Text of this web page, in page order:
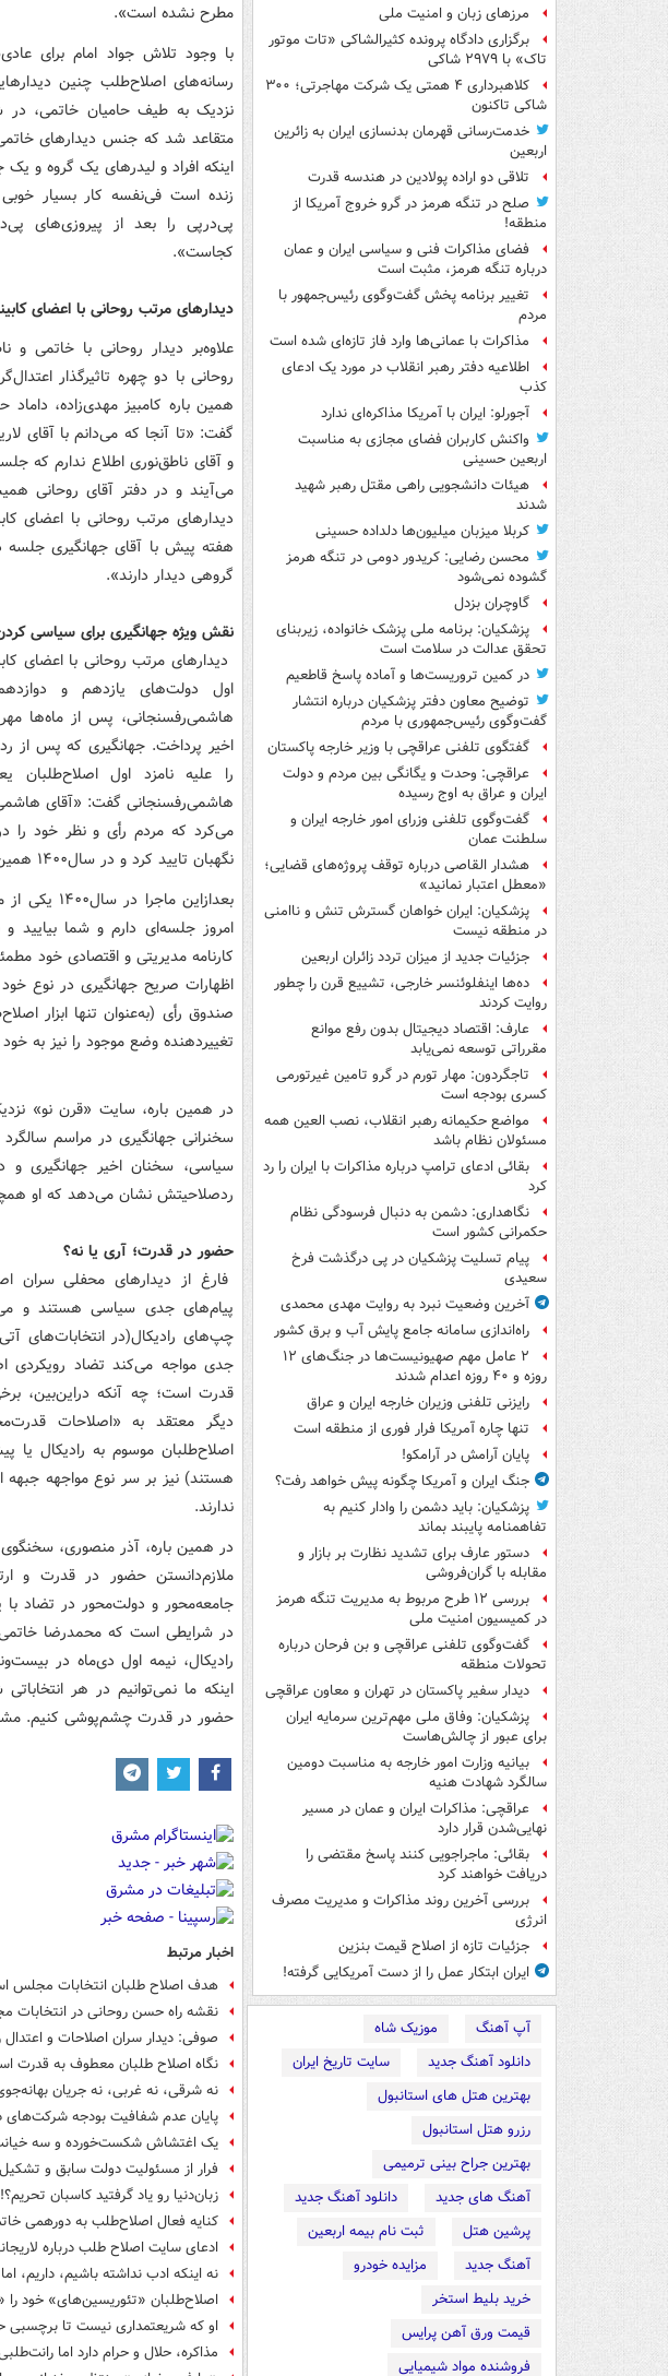
مرزهای زبان و امنیت ملی
برگزاری دادگاه پرونده کثیرالشاکی «تات موتور
تاک» با ۲۹۷۹ شاکی
کلاهبرداری ۴ همتی یک شرکت مهاجرتی؛ ۳۰۰
شاکی تاکنون
خدمت‌رسانی قهرمان بدنسازی ایران به زائرین
اربعین
تلاقی دو اراده پولادین در هندسه قدرت
صلح در تنگه هرمز در گرو خروج آمریکا از
منطقه!
فضای مذاکرات فنی و سیاسی ایران و عمان
درباره تنگه هرمز، مثبت است
تغییر برنامه پخش گفت‌وگوی رئیس‌جمهور با
مردم
مذاکرات با عمانی‌ها وارد فاز تازه‌ای شده است
اطلاعیه دفتر رهبر انقلاب در مورد یک ادعای
کذب
آجورلو: ایران با آمریکا مذاکره‌ای ندارد
واکنش کاربران فضای مجازی به مناسبت
اربعین حسینی
هیئات دانشجویی راهی مقتل رهبر شهید
شدند
کربلا میزبان میلیون‌ها دلداده حسینی
محسن رضایی: کریدور دومی در تنگه هرمز
گشوده نمی‌شود
گاوچران بزدل
پزشکیان: برنامه ملی پزشک خانواده، زیربنای
تحقق عدالت در سلامت است
در کمین تروریست‌ها و آماده پاسخ قاطعیم
توضیح معاون دفتر پزشکیان درباره انتشار
گفت‌وگوی رئیس‌جمهوری با مردم
گفتگوی تلفنی عراقچی با وزیر خارجه پاکستان
عراقچی: وحدت و یگانگی بین مردم و دولت
ایران و عراق به اوج رسیده
گفت‌وگوی تلفنی وزرای امور خارجه ایران و
سلطنت عمان
هشدار القاصی درباره توقف پروژه‌های قضایی؛
«معطل اعتبار نمانید»
پزشکیان: ایران خواهان گسترش تنش و ناامنی
در منطقه نیست
جزئیات جدید از میزان تردد زائران اربعین
ده‌ها اینفلوئنسر خارجی، تشییع قرن را چطور
روایت کردند
عارف: اقتصاد دیجیتال بدون رفع موانع
مقرراتی توسعه نمی‌یابد
تاجگردون: مهار تورم در گرو تامین غیرتورمی
کسری بودجه است
مواضع حکیمانه رهبر انقلاب، نصب العین همه
مسئولان نظام باشد
بقائی ادعای ترامپ درباره مذاکرات با ایران را رد
کرد
نگاهداری: دشمن به دنبال فرسودگی نظام
حکمرانی کشور است
پیام تسلیت پزشکیان در پی درگذشت فرخ
سعیدی
آخرین وضعیت نبرد به روایت مهدی محمدی
راه‌اندازی سامانه جامع پایش آب و برق کشور
۲ عامل مهم صهیونیست‌ها در جنگ‌های ۱۲
روزه و ۴۰ روزه اعدام شدند
رایزنی تلفنی وزیران خارجه ایران و عراق
تنها چاره آمریکا فرار فوری از منطقه است
پایان آرامش در آرامکو!
جنگ ایران و آمریکا چگونه پیش خواهد رفت؟
پزشکیان: باید دشمن را وادار کنیم به
تفاهم‎نامه پایبند بماند
دستور عارف برای تشدید نظارت بر بازار و
مقابله با گران‌فروشی
بررسی ۱۲ طرح مربوط به مدیریت تنگه هرمز
در کمیسیون امنیت ملی
گفت‌وگوی تلفنی عراقچی و بن فرحان درباره
تحولات منطقه
دیدار سفیر پاکستان در تهران و معاون عراقچی
پزشکیان: وفاق ملی مهم‌ترین سرمایه ایران
برای عبور از چالش‌هاست
بیانیه وزارت امور خارجه به مناسبت دومین
سالگرد شهادت هنیه
عراقچی: مذاکرات ایران و عمان در مسیر
نهایی‌شدن قرار دارد
بقائی: ماجراجویی کنند پاسخ مقتضی را
دریافت خواهند کرد
بررسی آخرین روند مذاکرات و مدیریت مصرف
انرژی
جزئیات تازه از اصلاح قیمت بنزین
ایران ابتکار عمل را از دست آمریکایی‌ گرفته!
آپ آهنگ
موزیک شاه
دانلود آهنگ جدید
سایت تاریخ ایران
بهترین هتل های استانبول
رزرو هتل استانبول
بهترین جراح بینی ترمیمی
آهنگ های جدید
دانلود آهنگ جدید
پرشین هتل
ثبت نام بیمه اربعین
آهنگ جدید
مزایده خودرو
خرید بلیط استخر
قیمت ورق آهن پرایس
فروشنده مواد شیمیایی
مطرح نشده است».
با وجود تلاش جواد امام برای
رسانه‌های اصلاح‌طلب چنین
متقاعد شد که جنس دیدارهای
اینکه افراد و لیدرهای یک گروه و
زنده است فی‌نفسه کار بسیار
پی‌درپی را بعد از پیروزی‌های
کجاست».
دیدارهای مرتب روحانی با اعضای
علاوه‌بر دیدار روحانی با خاتمی
روحانی با دو چهره تاثیرگذار
همین باره کامبیز مهدی‌زاده،
گفت: «تا آنجا که می‌دانم با آقای
و آقای ناطق‌نوری اطلاع ندارم که
می‌آیند و در دفتر آقای روحانی
دیدارهای مرتب روحانی با اعضای
هفته پیش با آقای جهانگیری جلسه
گروهی دیدار دارند».
نقش ویژه جهانگیری برای سیاسی
دیدارهای مرتب روحانی با اعضای
اول دولت‌های یازدهم و
هاشمی‌رفسنجانی، پس از ماه‌ها
اخیر پرداخت. جهانگیری که پس از
را علیه نامزد اول
هاشمی‌رفسنجانی گفت: «آقای
نگهبان تایید کرد و در سال۱۴۰۰ همین شورای نگهبان رد کرد.
بعدازاین
امروز جلسه‌ای دارم و شما بیایید
کارنامه مدیریتی و اقتصادی خود
اظهارات صریح جهانگیری در نوع
صندوق رأی (به‌عنوان تنها ابزار
تغییردهنده وضع موجود را نیز به خود
در همین باره، سایت «قرن نو»
سخنرانی جهانگیری در مراسم
سیاسی، سخنان اخیر جهانگیری و
ردصلاحیتش نشان می‌دهد که او
حضور در قدرت؛ آری یا نه؟
فارغ از دیدارهای محفلی سران
پیام‌های جدی سیاسی هستند و
چپ‌های رادیکال(در انتخابات‌های
جدی مواجه می‌کند تضاد رویکردی
قدرت است؛ چه آنکه دراین‌بین،
دیگر معتقد به «اصلاحات
اصلاح‌طلبان موسوم به رادیکال
هستند) نیز بر سر نوع مواجهه
ندارند.
ملازم‌دانستن حضور در قدرت و
جامعه‌محور و دولت‌محور در تضاد
در شرایطی است که محمدرضا
رادیکال، نیمه اول دی‌ماه در
اینکه ما نمی‌توانیم در هر
حضور در قدرت چشم‌پوشی کنیم.
اخبار مرتبط
هدف اصلاح طلبان انتخابات مجلس
نقشه راه حسن روحانی در
صوفی: دیدار سران اصلاحات و اعتدال
نگاه اصلاح طلبان معطوف به قدرت
نه شرقی، نه غربی، نه جریان
پایان عدم شفافیت بودجه شرکت‌های
یک اغتشاش شکست‌خورده و سه
فرار از مسئولیت دولت سابق و
زبان‌دنیا رو یاد گرفتید کاسبان تحریم؟!
کنایه فعال اصلاح‌طلب به دورهمی
ادعای سایت اصلاح طلب درباره
نه اینکه ادب نداشته باشیم، داریم،
اصلاح‌طلبان «تئوریسین‌های» خود را
او که شریعتمداری نیست تا برچسبی
مذاکره، حلال و حرام دارد اما